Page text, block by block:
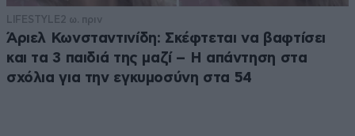
LIFESTYLE2 ω. πριν
Άριελ Κωνσταντινίδη: Σκέφτεται να βαφτίσει
και τα 3 παιδιά της μαζί – Η απάντηση στα
σχόλια για την εγκυμοσύνη στα 54